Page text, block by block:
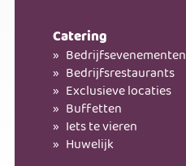
Catering
Bedrijfsevenementen
Bedrijfsrestaurants
Exclusieve locaties
Buffetten
Iets te vieren
Huwelijk